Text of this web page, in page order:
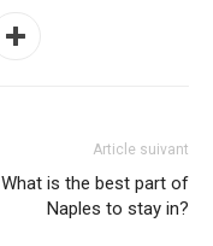
Article suivant
What is the best part of
Naples to stay in?